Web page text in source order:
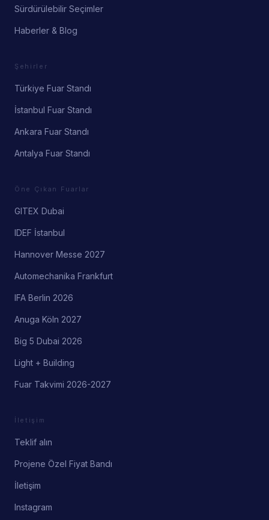
Sürdürülebilir Seçimler
Haberler & Blog
Şehirler
Türkiye Fuar Standı
İstanbul Fuar Standı
Ankara Fuar Standı
Antalya Fuar Standı
Öne Çıkan Fuarlar
GITEX Dubai
IDEF İstanbul
Hannover Messe 2027
Automechanika Frankfurt
IFA Berlin 2026
Anuga Köln 2027
Big 5 Dubai 2026
Light + Building
Fuar Takvimi 2026-2027
İletişim
Teklif alın
Projene Özel Fiyat Bandı
İletişim
Instagram